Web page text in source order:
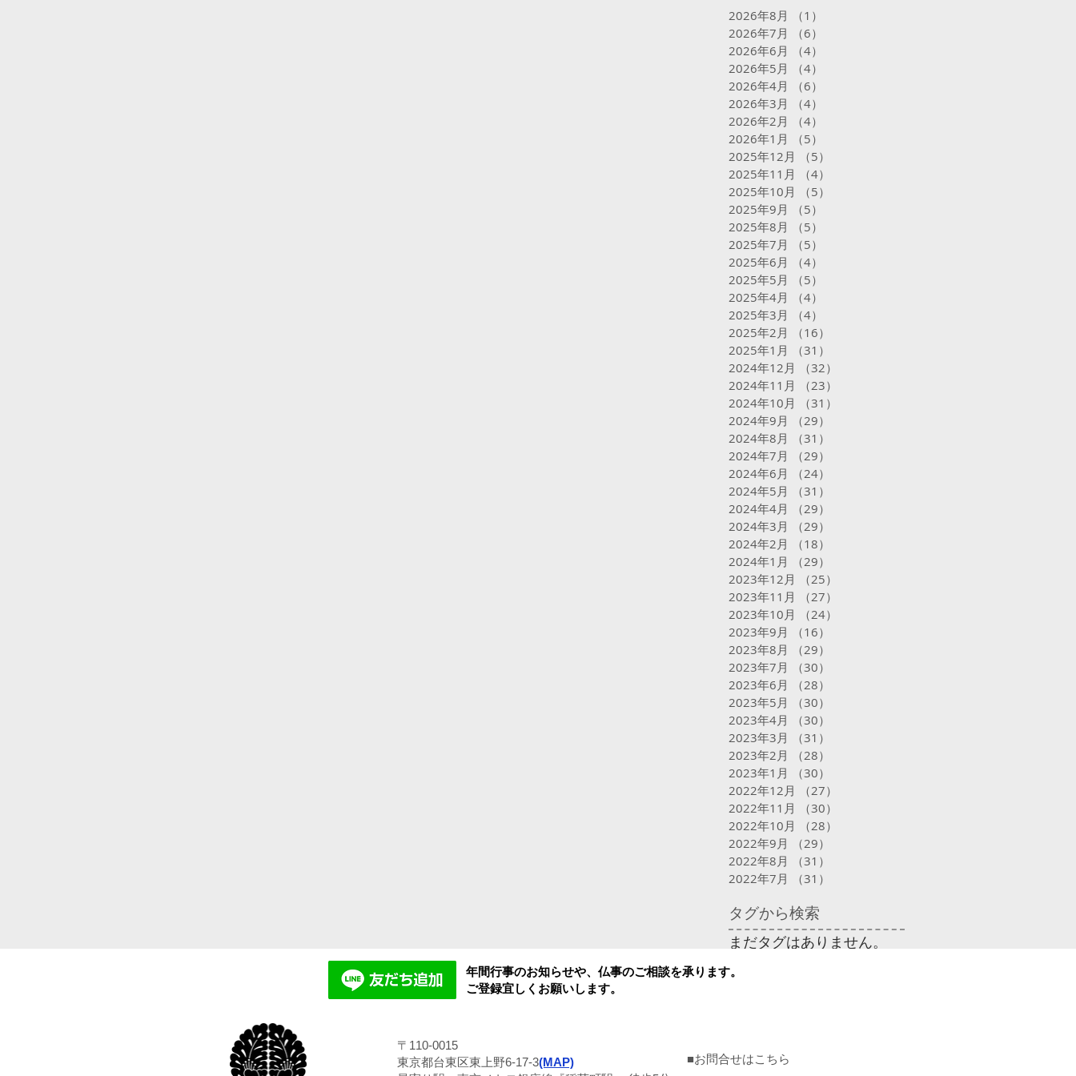
2026年8月 （1）
2026年7月
（6）
2026年6月
（4）
2026年5月
（4）
2026年4月
（6）
2026年3月
（4）
2026年2月
（4）
2026年1月
（5）
2025年12月
（5）
2025年11月
（4）
2025年10月
（5）
2025年9月
（5）
2025年8月
（5）
2025年7月
（5）
2025年6月
（4）
2025年5月
（5）
2025年4月
（4）
2025年3月
（4）
2025年2月
（16）
2025年1月
（31）
2024年12月
（32）
2024年11月
（23）
2024年10月
（31）
2024年9月
（29）
2024年8月
（31）
2024年7月
（29）
2024年6月
（24）
2024年5月
（31）
2024年4月
（29）
2024年3月
（29）
2024年2月
（18）
2024年1月
（29）
2023年12月
（25）
2023年11月
（27）
2023年10月
（24）
2023年9月
（16）
2023年8月
（29）
2023年7月
（30）
2023年6月
（28）
2023年5月
（30）
2023年4月
（30）
2023年3月
（31）
2023年2月
（28）
2023年1月
（30）
2022年12月
（27）
2022年11月
（30）
2022年10月
（28）
2022年9月
（29）
2022年8月
（31）
2022年7月
（31）
タグから検索
まだタグはありません。
年間行事のお知らせや、仏事のご相談を承ります。
ご登録宜しくお願いします。
〒110-0015
東京都台東区東上野6-17-3(MAP)
■お問合せはこちら